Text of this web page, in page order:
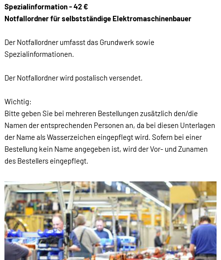
Spezialinformation - 42 €
Notfallordner für selbstständige Elektromaschinenbauer
Der Notfallordner umfasst das Grundwerk sowie
Spezialinformationen.
Der Notfallordner wird postalisch versendet.
Wichtig:
Bitte geben Sie bei mehreren Bestellungen zusätzlich den/die
Namen der entsprechenden Personen an, da bei diesen Unterlagen
der Name als Wasserzeichen eingepflegt wird. Sofern bei einer
Bestellung kein Name angegeben ist, wird der Vor- und Zunamen
des Bestellers eingepflegt.